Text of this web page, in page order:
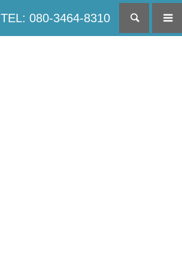
TEL: 080-3464-8310 検索